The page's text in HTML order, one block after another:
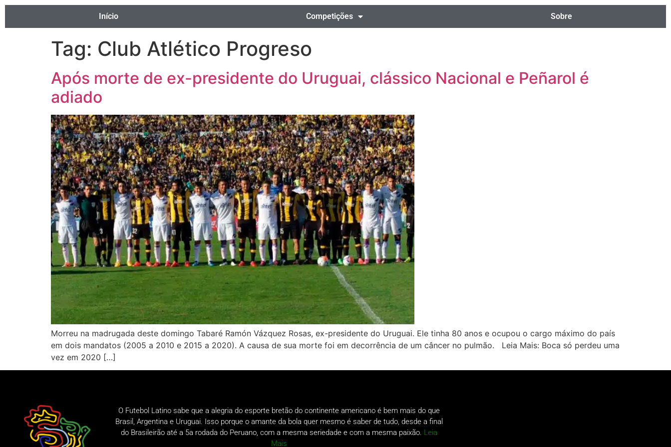
Início Competições Sobre
Tag: Club Atlético Progreso
Após morte de ex-presidente do Uruguai, clássico Nacional e Peñarol é
adiado
Morreu na madrugada deste domingo Tabaré Ramón Vázquez Rosas, ex-presidente do Uruguai. Ele tinha 80 anos e ocupou o cargo máximo do país
em dois mandatos (2005 a 2010 e 2015 a 2020). A causa de sua morte foi em decorrência de um câncer no pulmão. Leia Mais: Boca só perdeu uma
vez em 2020 […]
O Futebol Latino sabe que a alegria do esporte bretão do continente americano é bem mais do que
Brasil, Argentina e Uruguai. Isso porque o amante da bola quer mesmo é saber de tudo, desde a final
do Brasileirão até a 5a rodada do Peruano, com a mesma seriedade e com a mesma paixão. Leia
Mais